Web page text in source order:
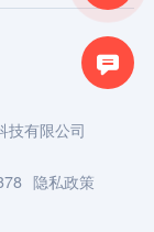

有限公司
隐私政策